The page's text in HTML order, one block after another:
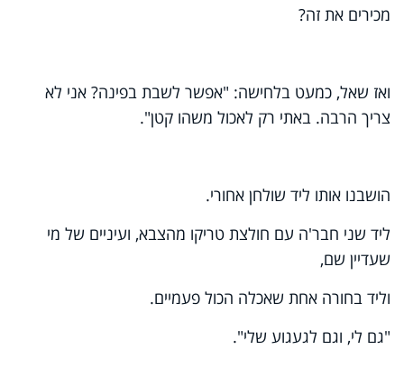
מכירים את זה?
ואז שאל, כמעט בלחישה: "אפשר לשבת בפינה? אני לא
צריך הרבה. באתי רק לאכול משהו קטן".
הושבנו אותו ליד שולחן אחורי.
ליד שני חבר'ה עם חולצת טריקו מהצבא, ועיניים של מי
שעדיין שם,
וליד בחורה אחת שאכלה הכול פעמיים.
"גם לי, וגם לגעגוע שלי".